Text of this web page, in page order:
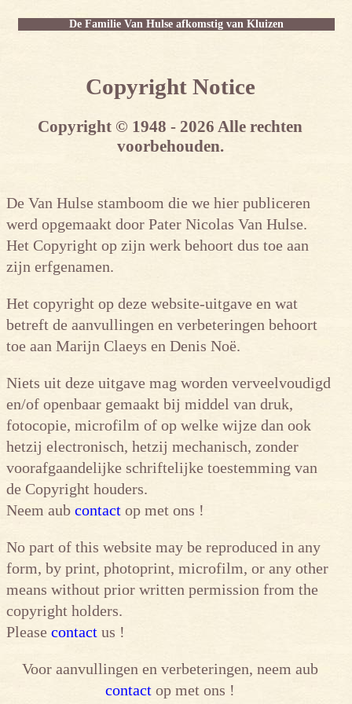
De Familie Van Hulse afkomstig van Kluizen
Copyright Notice
Copyright © 1948 - 2026 Alle rechten
voorbehouden.
De Van Hulse stamboom die we hier publiceren
werd opgemaakt door Pater Nicolas Van Hulse.
Het Copyright op zijn werk behoort dus toe aan
zijn erfgenamen.
Het copyright op deze website-uitgave en wat
betreft de aanvullingen en verbeteringen behoort
toe aan Marijn Claeys en Denis Noë.
Niets uit deze uitgave mag worden verveelvoudigd
en/of openbaar gemaakt bij middel van druk,
fotocopie, microfilm of op welke wijze dan ook
hetzij electronisch, hetzij mechanisch, zonder
voorafgaandelijke schriftelijke toestemming van
de Copyright houders.
Neem aub contact op met ons !
No part of this website may be reproduced in any
form, by print, photoprint, microfilm, or any other
means without prior written permission from the
copyright holders.
Please contact us !
Voor aanvullingen en verbeteringen, neem aub
contact op met ons !